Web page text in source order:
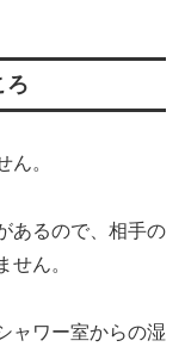
ろ
ん。
あるので、相手の
せん。
ャワー室からの湿